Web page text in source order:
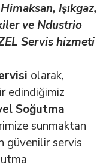
Işıkgaz,
ve Ndustrio
Servis hizmeti
olarak,
edindiğimiz
Soğutma
sunmaktan
güvenilir servis